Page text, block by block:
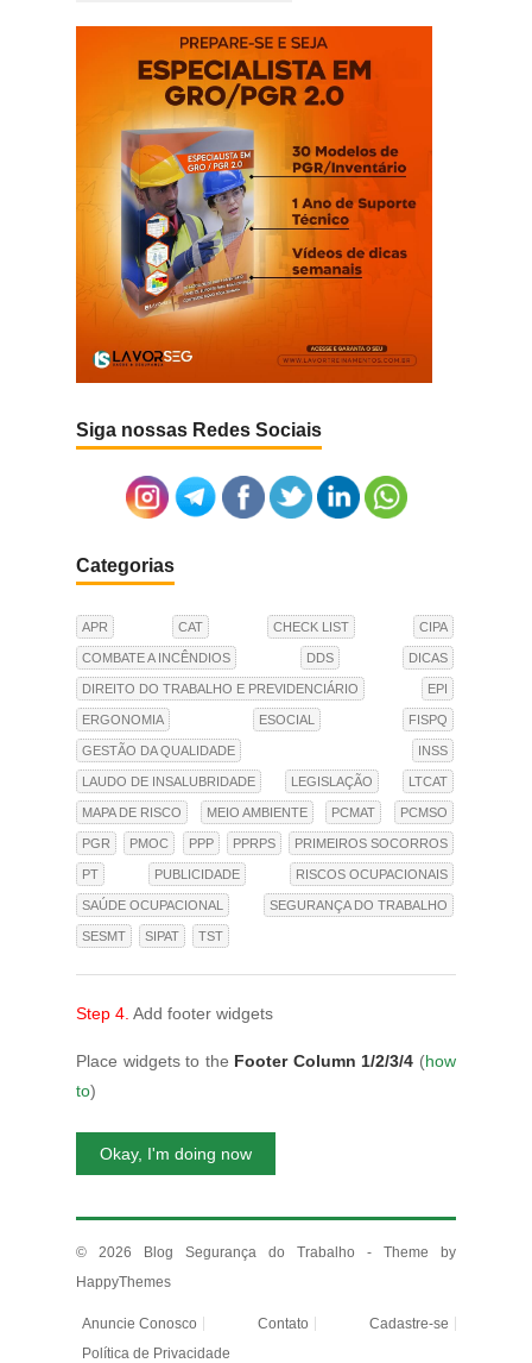
Siga nossas Redes Sociais
Categorias
APR CAT CHECK LIST CIPA
COMBATE A INCÊNDIOS DDS DICAS
DIREITO DO TRABALHO E PREVIDENCIÁRIO EPI
ERGONOMIA ESOCIAL FISPQ
GESTÃO DA QUALIDADE INSS
LAUDO DE INSALUBRIDADE LEGISLAÇÃO LTCAT
MAPA DE RISCO MEIO AMBIENTE PCMAT PCMSO
PGR PMOC PPP PPRPS PRIMEIROS SOCORROS
PT PUBLICIDADE RISCOS OCUPACIONAIS
SAÚDE OCUPACIONAL SEGURANÇA DO TRABALHO
SESMT SIPAT TST
Step 4. Add footer widgets
Place widgets to the Footer Column 1/2/3/4 (how
to)
Okay, I'm doing now
© 2026 Blog Segurança do Trabalho - Theme by
HappyThemes
Anuncie Conosco Contato
Cadastre-se
Política de Privacidade